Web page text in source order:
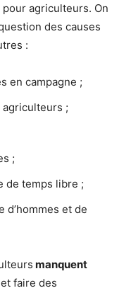
pour agriculteurs. On
des causes
:
en campagne ;
;
;
de temps libre ;
d’hommes et de
manquent
faire des